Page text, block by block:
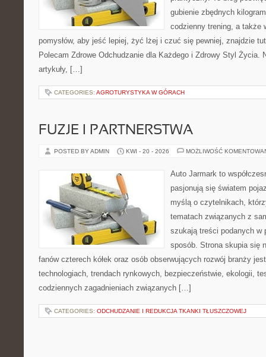
gubienie zbędnych
codzienny trening, a także
pomysłów, aby jeść lepiej, żyć lżej i czuć się pewniej, znajdzie
Polecam Zdrowe Odchudzanie dla Każdego i Zdrowy Styl Życia.
artykuły, […]
CATEGORIES: AGROTURYSTYKA W GÓRACH
FUZJE I PARTNERSTWA
POSTED BY ADMIN KWI - 20 - 2026 MOŻLIWOŚĆ
Auto Jarmark to
pasjonują się światem
myślą o czytelnikach,
tematach związanych z
szukają treści podanych w
sposób. Strona skupia się
fanów czterech kółek oraz osób obserwujących rozwój branży
technologiach, trendach rynkowych, bezpieczeństwie, ekologii,
codziennych zagadnieniach związanych […]
CATEGORIES: ODCHUDZANIE I REDUKCJA TKANKI TŁUSZCZOWEJ